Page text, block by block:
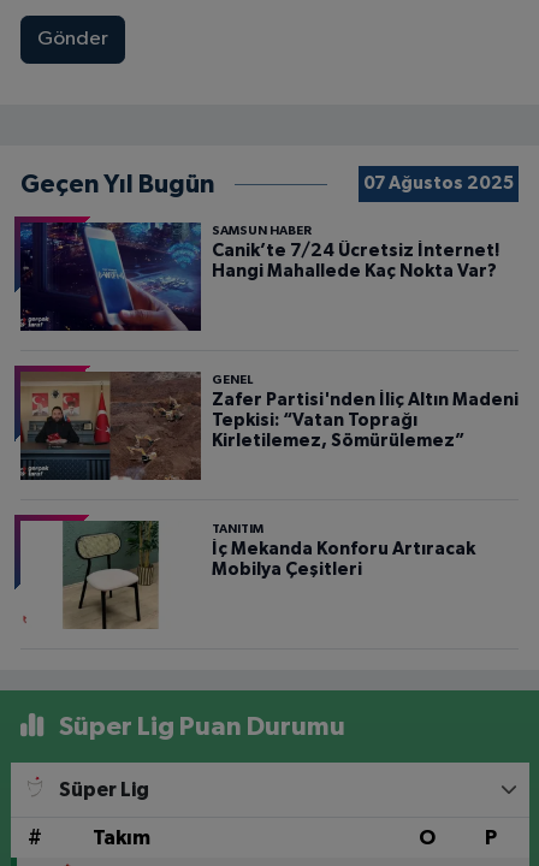
Gönder
Geçen Yıl Bugün 07 Ağustos 2025
SAMSUN HABER
Canik’te 7/24 Ücretsiz İnternet!
Hangi Mahallede Kaç Nokta Var?
GENEL
Zafer Partisi'nden İliç Altın Madeni
Tepkisi: “Vatan Toprağı
Kirletilemez, Sömürülemez”
TANITIM
İç Mekanda Konforu Artıracak
Mobilya Çeşitleri
Süper Lig Puan Durumu
Süper Lig
# Takım O P